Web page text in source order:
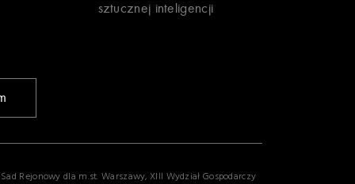
sztucznej inteligencji
Rejonowy dla m.st. Warszawy, XIII Wydział Gospodarczy